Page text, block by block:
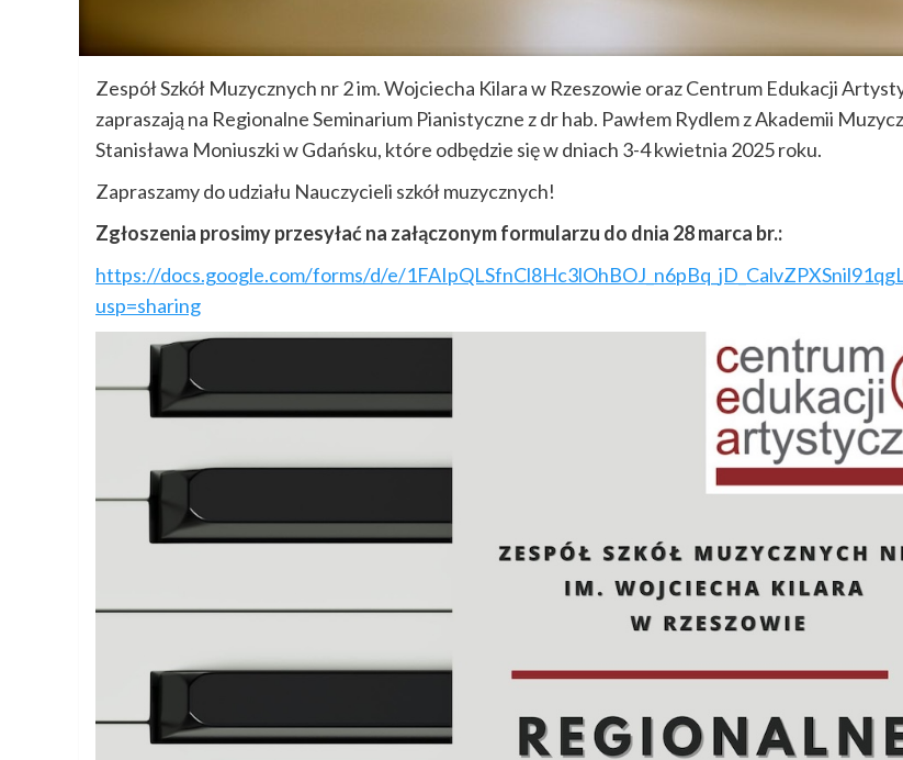
Zespół Szkół Muzycznych nr 2 im. Wojciecha Kilara w Rzeszowie oraz Centrum Edukacji
zapraszają na Regionalne Seminarium Pianistyczne z dr hab. Pawłem Rydlem z Akademii
Stanisława Moniuszki w Gdańsku, które odbędzie się w dniach 3-4 kwietnia 2025 roku.
Zapraszamy do udziału Nauczycieli szkół muzycznych!
Zgłoszenia prosimy przesyłać na załączonym formularzu do dnia 28 marca br.:
https://docs.google.com/forms/d/e/
usp=sharing